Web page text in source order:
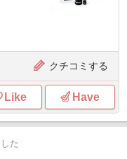
クチコミする
Like Have
た